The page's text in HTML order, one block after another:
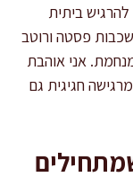
ביתית
פסטה ורוטב
אני אוהבת
חגיגית גם